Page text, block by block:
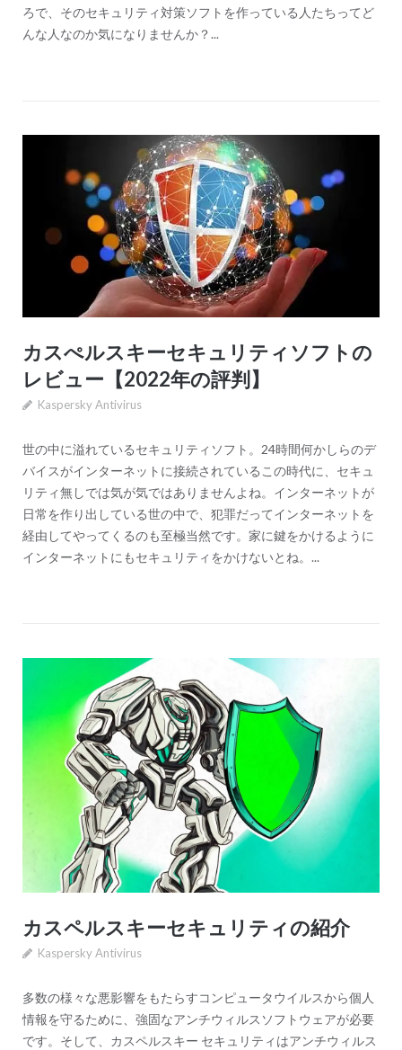
ろで、そのセキュリティ対策ソフトを作っている人たちってど
んな人なのか気になりませんか？...
カスぺルスキーセキュリティソフトの
レビュー【2022年の評判】
Kaspersky Antivirus
世の中に溢れているセキュリティソフト。24時間何かしらのデ
バイスがインターネットに接続されているこの時代に、セキュ
リティ無しでは気が気ではありませんよね。インターネットが
日常を作り出している世の中で、犯罪だってインターネットを
経由してやってくるのも至極当然です。家に鍵をかけるように
インターネットにもセキュリティをかけないとね。...
カスペルスキーセキュリティの紹介
Kaspersky Antivirus
多数の様々な悪影響をもたらすコンピュータウイルスから個人
情報を守るために、強固なアンチウィルスソフトウェアが必要
です。そして、カスペルスキー セキュリティはアンチウィルス